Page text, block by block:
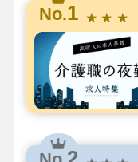
No.1 ★ ★ ★